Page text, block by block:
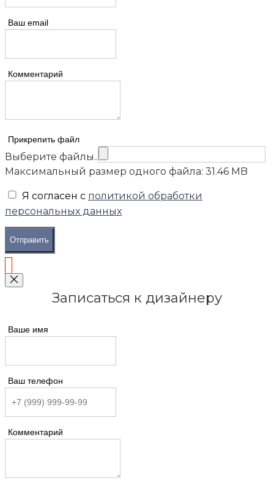
Ваш email
Комментарий
Прикрепить файл
Выберите файлы..
Максимальный размер одного файла: 31.46 MB
Я согласен с политикой обработки
персональных данных
Отправить
Записаться к дизайнеру
Ваше имя
Ваш телефон
Комментарий